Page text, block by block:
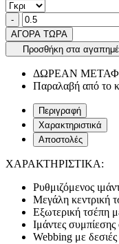
Ποσότητα
-product.increase.quantity
ΑΓΟΡΑ ΤΩΡΑ
Προσθήκη στα
ΔΩΡΕΑΝ
Παραλαβή από το
Περιγραφή
Χαρακτηριστικά
Αποστολές
ΧΑΡΑΚΤΗΡΙΣΤΙΚΑ:
Ρυθμιζόμενος
Μεγάλη κεντρική
Εξωτερική τσέπη
Ιμάντες
Webbing με